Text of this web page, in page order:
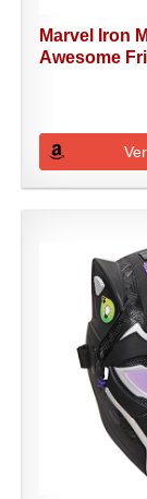
Marvel Iron
Awesome